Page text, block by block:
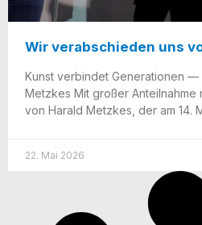
Wir verabschieden uns
Kunst ver­bin­det Gene­ra­tio­nen —
Metz­kes Mit gro­ßer Anteil­nah­me
von Harald Metz­kes, der am 14.
22. Mai 2026